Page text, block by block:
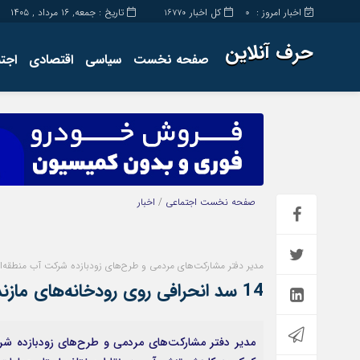
کل اخبار 16770 اخبار امروز : 0 تاریخ : جمعه, ۱۶ مرداد , ۱۴۰۵
حرف آنلاین صفحه نخست سیاسی اقتصادی
صفحه نخست اجتماعی / اخبار
مدیر دفتر مشارکت‌های مردمی و طرح‌های زودبازده شرکت آب
14 سد انحرافی روی رودخانه‌های مازندران در حال ساخت است
مدیر دفتر مشارکت‌های مردمی و طرح‌های زودبازده